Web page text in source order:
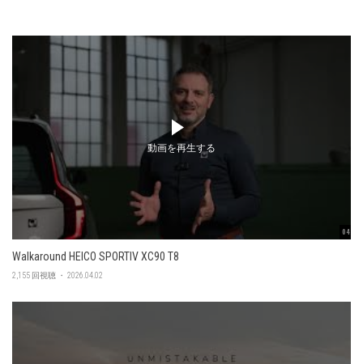
04:56
動画を再生する
Walkaround HEICO SPORTIV XC90 T8
2,155 回視聴 ・ 2026.04.02